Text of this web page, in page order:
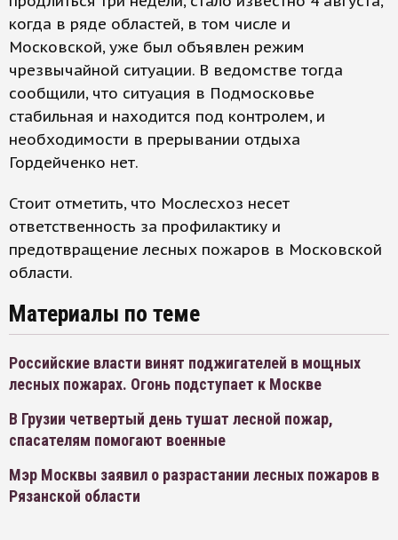
когда в ряде областей, в том числе и
Московской, уже был объявлен режим
чрезвычайной ситуации. В ведомстве тогда
сообщили, что ситуация в Подмосковье
стабильная и находится под контролем, и
необходимости в прерывании отдыха
Гордейченко нет.
Стоит отметить, что Мослесхоз несет
ответственность за профилактику и
предотвращение лесных пожаров в Московской
области.
Материалы по теме
Российские власти винят поджигателей в мощных
лесных пожарах. Огонь подступает к Москве
В Грузии четвертый день тушат лесной пожар,
спасателям помогают военные
Мэр Москвы заявил о разрастании лесных пожаров в
Рязанской области